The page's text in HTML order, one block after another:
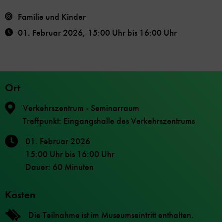
Familie und Kinder
01. Februar 2026, 15:00 Uhr bis 16:00 Uhr
Ort
Verkehrszentrum - Seminarraum
Treffpunkt: Eingangshalle des Verkehrszentrums
01. Februar 2026
15:00 Uhr bis 16:00 Uhr
Dauer: 60 Minuten
Kosten
Die Teilnahme ist im Museumseintritt enthalten.